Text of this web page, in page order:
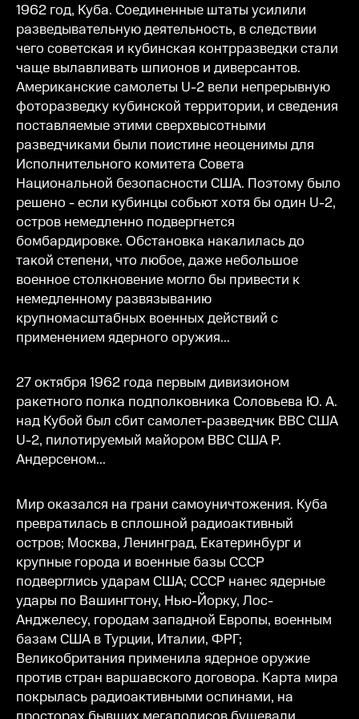
1962 год, Куба. Соединенные штаты усилили
разведывательную деятельность, в следствии
чего советская и кубинская контрразведки стали
чаще вылавливать шпионов и диверсантов.
Американские самолеты U-2 вели непрерывную
фоторазведку кубинской территории, и сведения
поставляемые этими сверхвысотными
разведчиками были поистине неоценимы для
Исполнительного комитета Совета
Национальной безопасности США. Поэтому было
решено - если кубинцы собьют хотя бы один U-2,
остров немедленно подвергнется
бомбардировке. Обстановка накалилась до
такой степени, что любое, даже небольшое
военное столкновение могло бы привести к
немедленному развязыванию
крупномасштабных военных действий с
применением ядерного оружия...
27 октября 1962 года первым дивизионом
ракетного полка подполковника Соловьева Ю. А.
над Кубой был сбит самолет-разведчик ВВС США
U-2, пилотируемый майором ВВС США Р.
Андерсеном...
Мир оказался на грани самоуничтожения. Куба
превратилась в сплошной радиоактивный
остров; Москва, Ленинград, Екатеринбург и
крупные города и военные базы СССР
подверглись ударам США; СССР нанес ядерные
удары по Вашингтону, Нью-Йорку, Лос-
Анджелесу, городам западной Европы, военным
базам США в Турции, Италии, ФРГ;
Великобритания применила ядерное оружие
против стран варшавского договора. Карта мира
покрылась радиоактивными оспинами, на